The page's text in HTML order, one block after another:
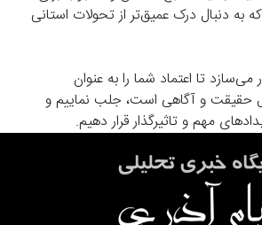
به دنبال درک عمیق‌تر از تحولات استانی
می‌سازد تا اعتماد شما را به عنوان
حقیقت و آگاهی است، جلب نماییم و
مهم و تاثیرگذار قرار دهیم.